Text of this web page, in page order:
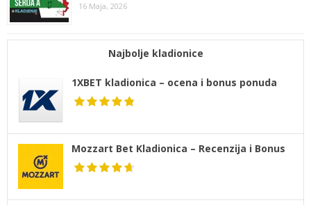
16 Maja, 2026
Najbolje kladionice
1XBET kladionica – ocena i bonus ponuda
Mozzart Bet Kladionica – Recenzija i Bonus